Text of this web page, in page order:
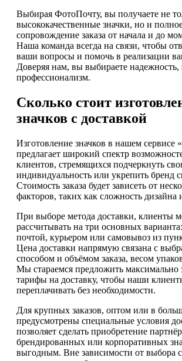
Выбирая ФотоПочту, вы получаете не
высококачественные значки, но и
сопровождение заказа от начала и до
Наша команда всегда на связи, чтобы
ваши вопросы и помочь в реализации
Доверяя нам, вы выбираете надежность,
профессионализм.
Сколько стоит
значков с доставкой
Изготовление значков в нашем сервисе
предлагает широкий спектр
клиентов, стремящихся подчеркнуть
индивидуальность или укрепить бренд
Стоимость заказа будет зависеть от
факторов, таких как сложность дизайна
При выборе метода доставки, клиенты
рассчитывать на три основных
почтой, курьером или самовывоз из
Цена доставки напрямую связана с
способом и объёмом заказа, весом
Мы стараемся предложить
тарифы на доставку, чтобы наши
переплачивать без необходимости.
Для крупных заказов, оптом или в
предусмотрены специальные условия
позволяет сделать приобретение
брендированных или корпоративных
выгодным. Вне зависимости от выбора